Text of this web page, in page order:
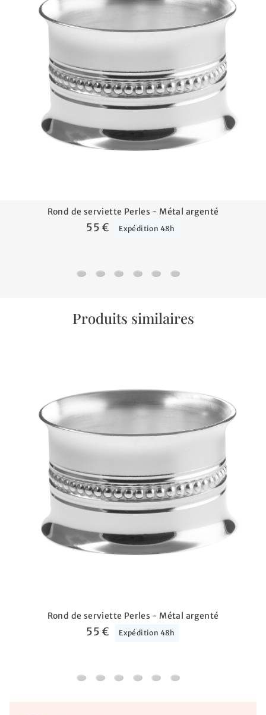
Rond de serviette Perles - Métal argenté
55 € Expédition 48h
Rond de serviette Perles - Métal argenté
Rond de serviette Filet
Coquetier Nathalie - Christofle
Rond de serviette abeille
Rond de serviette Cluny -
Rond de serviette
Produits similaires
Rond de serviette Perles - Métal argenté
55 € Expédition 48h
Rond de serviette Perles - Métal argenté
Rond de serviette Filet
Timbale abeille Beebee 2 anses -
Timbale Charlie Bear -
Timbale Cluny - Christofle
Timbale Nathalie -